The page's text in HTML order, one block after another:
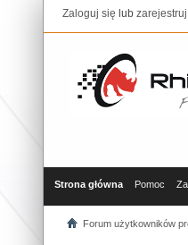
Zaloguj się lub zarejestruj
Strona główna Pomoc
Forum użytkowników